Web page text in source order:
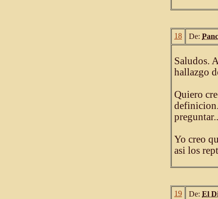
18 De:
Saludos.
hallazgo
Quiero
Yo creo
asi los
19 De: El